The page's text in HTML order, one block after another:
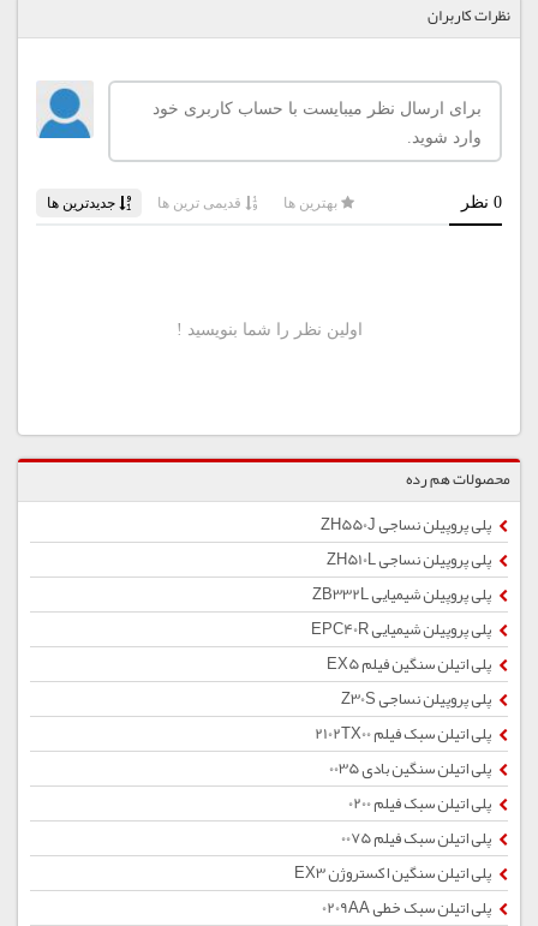
نظرات کاربران
محصولات هم رده
پلی پروپیلن نساجی ZH550J
پلی پروپیلن نساجی ZH510L
پلی پروپیلن شیمیایی ZB332L
پلی پروپیلن شیمیایی EPC40R
پلی اتیلن سنگین فیلم EX5
پلی پروپیلن نساجی Z30S
پلی اتیلن سبک فیلم 2102TX00
پلی اتیلن سنگین بادی 0035
پلی اتیلن سبک فیلم 0200
پلی اتیلن سبک فیلم 0075
پلی اتیلن سنگین اکستروژن EX3
پلی اتیلن سبک خطی 0209AA